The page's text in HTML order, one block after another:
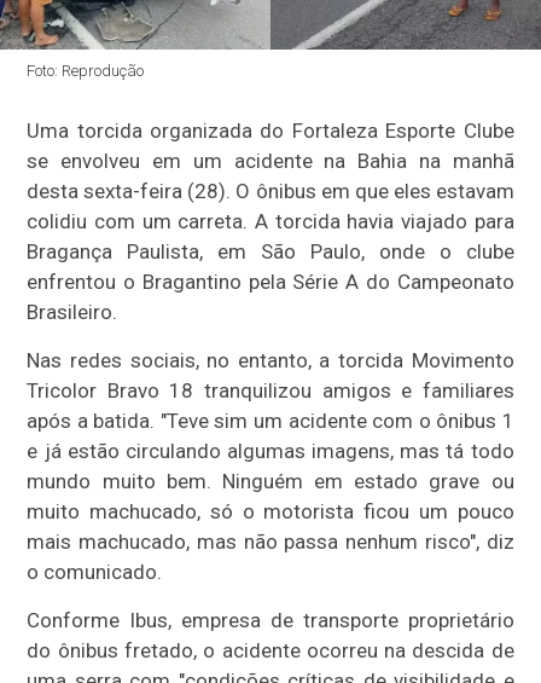
Foto: Reprodução
Uma torcida organizada do Fortaleza Esporte Clube
se envolveu em um acidente na Bahia na manhã
desta sexta-feira (28). O ônibus em que eles estavam
colidiu com um carreta. A torcida havia viajado para
Bragança Paulista, em São Paulo, onde o clube
enfrentou o Bragantino pela Série A do Campeonato
Brasileiro.
Nas redes sociais, no entanto, a torcida Movimento
Tricolor Bravo 18 tranquilizou amigos e familiares
após a batida. "Teve sim um acidente com o ônibus 1
e já estão circulando algumas imagens, mas tá todo
mundo muito bem. Ninguém em estado grave ou
muito machucado, só o motorista ficou um pouco
mais machucado, mas não passa nenhum risco", diz
o comunicado.
Conforme Ibus, empresa de transporte proprietário
do ônibus fretado, o acidente ocorreu na descida de